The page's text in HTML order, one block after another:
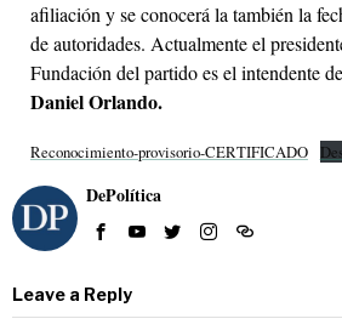
afiliación y se conocerá la también la
de autoridades. Actualmente el
Fundación del partido es el intendente
Daniel Orlando.
Reconocimiento-provisorio-CERTIFICADO
DePolítica
Leave a Reply